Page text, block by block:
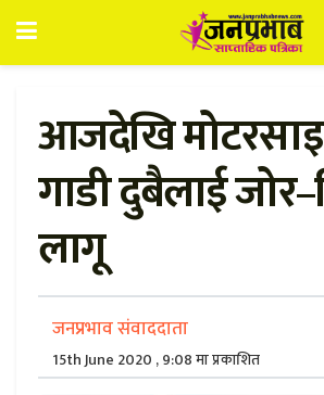
आजदेखि
गाडी दुबैलाई
लागू
जनप्रभाव संवाददाता
15th June 2020 , 9:08 मा प्रकाशित